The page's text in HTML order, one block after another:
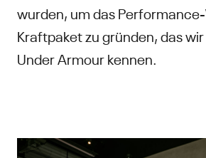
wurden, um das
Kraftpaket zu gründen, das
Under Armour kennen.